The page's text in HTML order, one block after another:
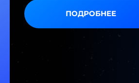
ПОДРОБНЕЕ